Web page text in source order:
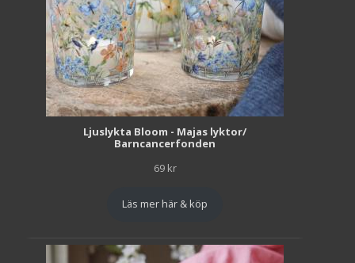
Ljuslykta Bloom - Majas lyktor/
Barncancerfonden
69 kr
Läs mer här & köp